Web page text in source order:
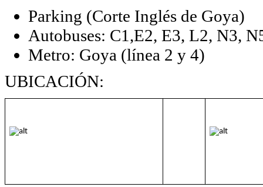
Parking (Corte Inglés de Goya)
Autobuses: C1,E2, E3, L2, N3,
Metro: Goya (línea 2 y 4)
UBICACIÓN: